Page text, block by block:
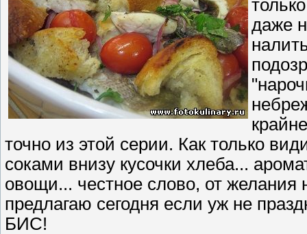
даже
точно из этой серии. Как только
соками внизу кусочки хлеба...
овощи... честное слово, от
предлагаю сегодня если уж не
БИС!